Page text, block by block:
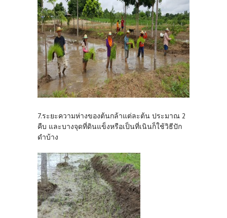
7.ระยะความห่างของต้นกล้าแต่ละต้น ประมาณ 2
คืบ และบางจุดที่ดินแข็งหรือเป็นที่เนินก็ใช้วิธีปัก
ดำบ้าง